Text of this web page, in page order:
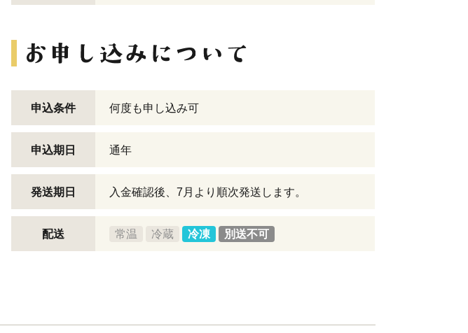
申込条件 何度も申し込み可
申込期日 通年
発送期日 入金確認後、7月より順次発送します。
配送 常温 冷蔵 冷凍 別送不可